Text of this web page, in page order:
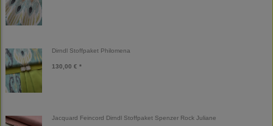
Dirndl Stoffpaket Philomena
130,00 € *
Jacquard Feincord Dirndl Stoffpaket Spenzer Rock Juliane